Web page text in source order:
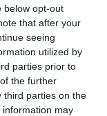
below opt-out
that after your
seeing
utilized by
parties prior to
the further
third parties on the
information may
hogy ezzel
herceg
–